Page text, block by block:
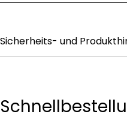
Sicherheits- und